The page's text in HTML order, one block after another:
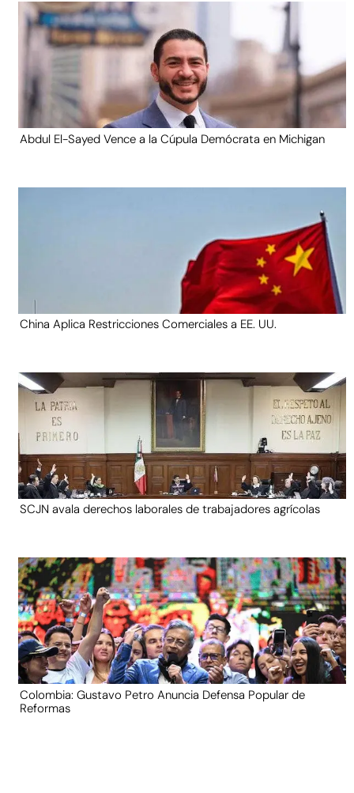
Abdul El-Sayed Vence a la Cúpula Demócrata en Michigan
China Aplica Restricciones Comerciales a EE. UU.
SCJN avala derechos laborales de trabajadores agrícolas
Colombia: Gustavo Petro Anuncia Defensa Popular de
Reformas